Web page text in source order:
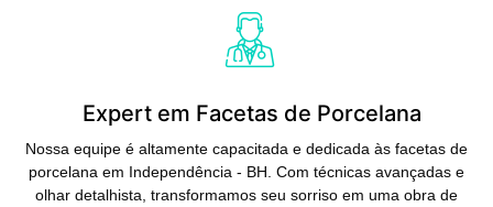
Expert em Facetas de Porcelana
Nossa equipe é altamente capacitada e dedicada às facetas de
porcelana em Independência - BH. Com técnicas avançadas e
olhar detalhista, transformamos seu sorriso em uma obra de